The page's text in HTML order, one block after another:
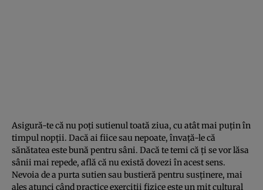
Asigură-te că nu poţi sutienul toată ziua, cu atât mai puţin în
timpul nopţii. Dacă ai fiice sau nepoate, învaţă-le că
sănătatea este bună pentru sâni. Dacă te temi că ţi se vor lăsa
sânii mai repede, află că nu există dovezi în acest sens.
Nevoia de a purta sutien sau bustieră pentru susţinere, mai
ales atunci când practice exerciţii fizice este un mit cultural